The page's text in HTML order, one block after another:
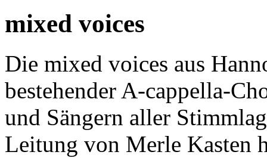
mixed voices
Die mixed voices aus
bestehender A-cappella-
und Sängern aller
Leitung von Merle Kasten